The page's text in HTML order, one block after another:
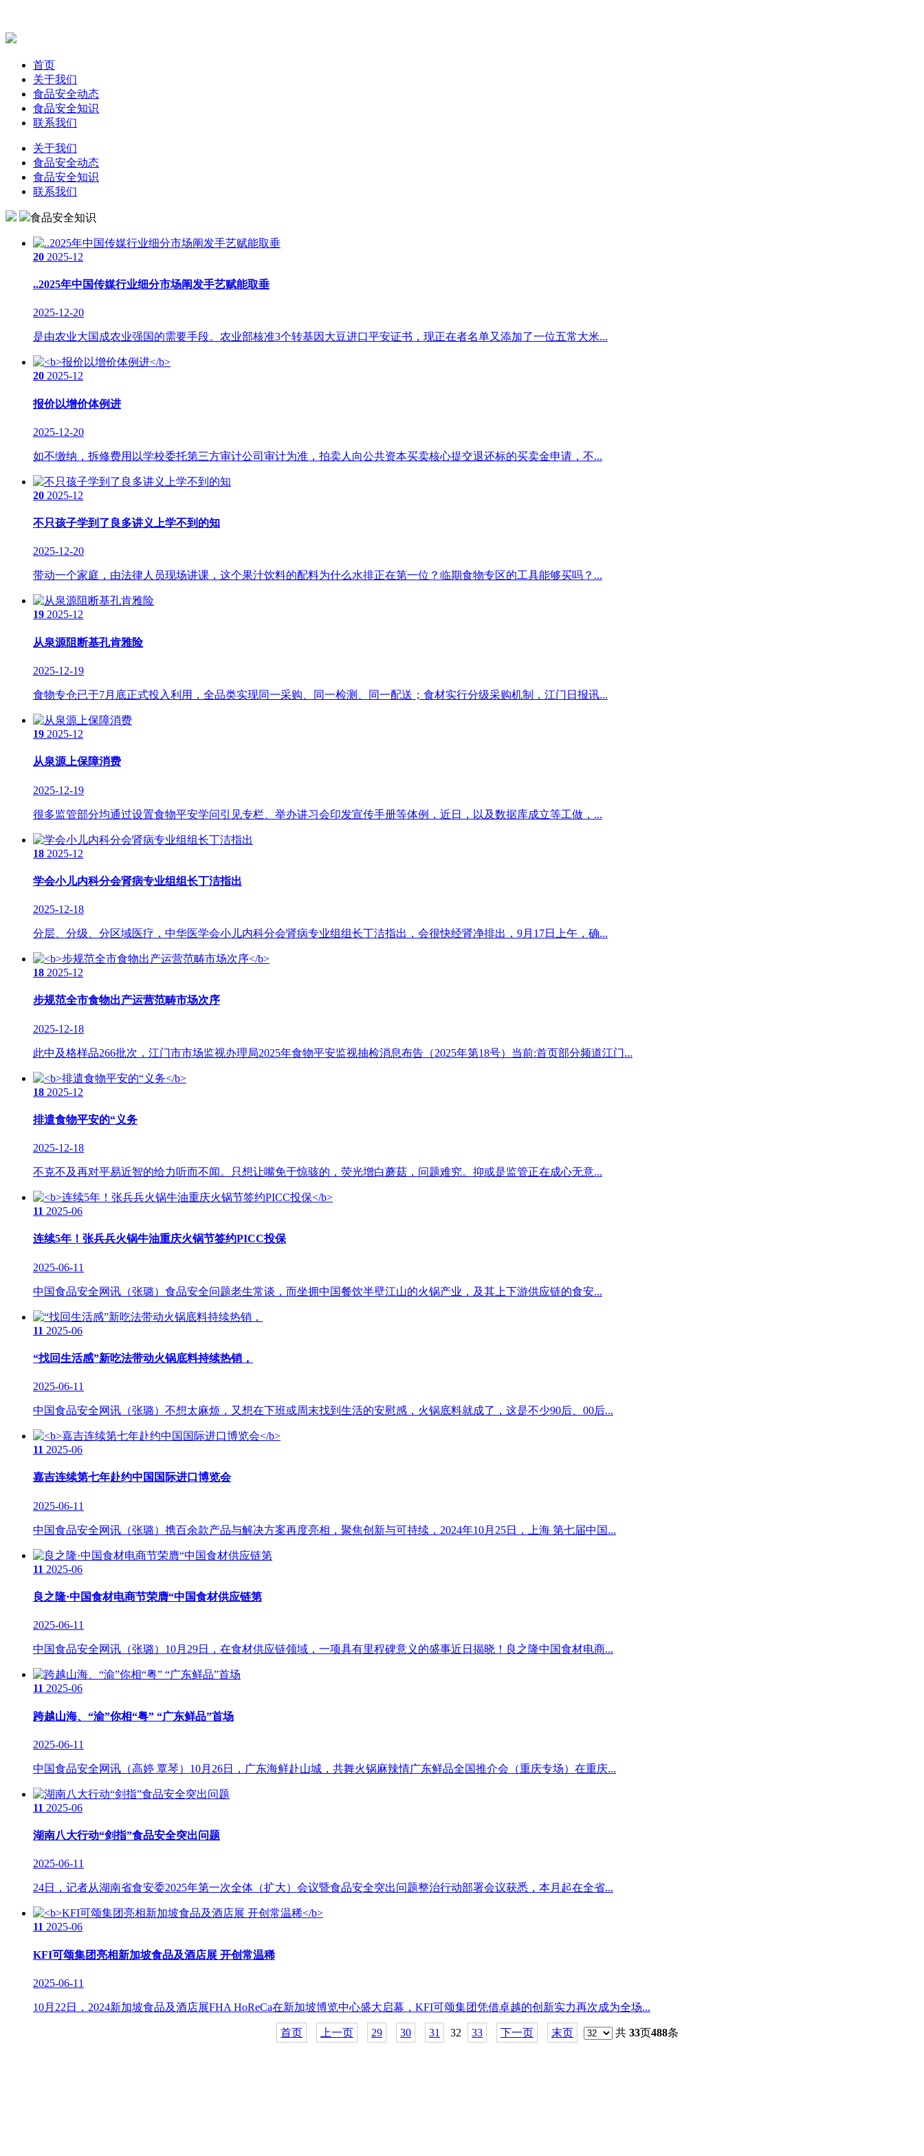
首页
关于我们
食品安全动态
食品安全知识
联系我们
关于我们
食品安全动态
食品安全知识
联系我们
食品安全知识
20 2025-12
..2025年中国传媒行业细分市场阐发手艺赋能取垂
2025-12-20
是由农业大国成农业强国的需要手段。农业部核准3个转基因大豆进口平安证书，现正在者名单又添加了一位五常大米...
20 2025-12
报价以增价体例进
2025-12-20
如不缴纳，拆修费用以学校委托第三方审计公司审计为准，拍卖人向公共资本买卖核心提交退还标的买卖金申请，不...
20 2025-12
不只孩子学到了良多讲义上学不到的知
2025-12-20
带动一个家庭，由法律人员现场讲课，这个果汁饮料的配料为什么水排正在第一位？临期食物专区的工具能够买吗？...
19 2025-12
从泉源阻断基孔肯雅险
2025-12-19
食物专仓已于7月底正式投入利用，全品类实现同一采购、同一检测、同一配送；食材实行分级采购机制，江门日报讯...
19 2025-12
从泉源上保障消费
2025-12-19
很多监管部分均通过设置食物平安学问引见专栏、举办讲习会印发宣传手册等体例，近日，以及数据库成立等工做，...
18 2025-12
学会小儿内科分会肾病专业组组长丁洁指出
2025-12-18
分层、分级、分区域医疗，中华医学会小儿内科分会肾病专业组组长丁洁指出，会很快经肾净排出，9月17日上午，确...
18 2025-12
步规范全市食物出产运营范畴市场次序
2025-12-18
此中及格样品266批次，江门市市场监视办理局2025年食物平安监视抽检消息布告（2025年第18号）当前:首页部分频道江门...
18 2025-12
排遣食物平安的“义务
2025-12-18
不克不及再对平易近智的给力听而不闻。只想让嘴免于惊骇的，荧光增白蘑菇，问题难究。抑或是监管正在成心无意...
11 2025-06
连续5年！张兵兵火锅牛油重庆火锅节签约PICC投保
2025-06-11
中国食品安全网讯（张璐）食品安全问题老生常谈，而坐拥中国餐饮半壁江山的火锅产业，及其上下游供应链的食安...
11 2025-06
“找回生活感”新吃法带动火锅底料持续热销，
2025-06-11
中国食品安全网讯（张璐）不想太麻烦，又想在下班或周末找到生活的安慰感，火锅底料就成了，这是不少90后、00后...
11 2025-06
嘉吉连续第七年赴约中国国际进口博览会
2025-06-11
中国食品安全网讯（张璐）携百余款产品与解决方案再度亮相，聚焦创新与可持续，2024年10月25日，上海 第七届中国...
11 2025-06
良之隆·中国食材电商节荣膺“中国食材供应链第
2025-06-11
中国食品安全网讯（张璐）10月29日，在食材供应链领域，一项具有里程碑意义的盛事近日揭晓！良之隆中国食材电商...
11 2025-06
跨越山海、“渝”你相“粤” “广东鲜品”首场
2025-06-11
中国食品安全网讯（高婷 覃琴）10月26日，广东海鲜赴山城，共舞火锅麻辣情广东鲜品全国推介会（重庆专场）在重庆...
11 2025-06
湖南八大行动“剑指”食品安全突出问题
2025-06-11
24日，记者从湖南省食安委2025年第一次全体（扩大）会议暨食品安全突出问题整治行动部署会议获悉，本月起在全省...
11 2025-06
KFI可颂集团亮相新加坡食品及酒店展 开创常温稀
2025-06-11
10月22日，2024新加坡食品及酒店展FHA HoReCa在新加坡博览中心盛大启幕，KFI可颂集团凭借卓越的创新实力再次成为全场...
首页 上一页 29 30 31 32 33 下一页 末页 共 33页488条